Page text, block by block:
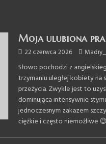
Moja ulubiona
22 czerwca 2026
Słowo pochodzi z
trzymaniu uległej kobiety na
przeżycia. Zwykle jest to
dominująca intensywnie
jednoczesnym zakazem
ciężkie i często niemożliwe